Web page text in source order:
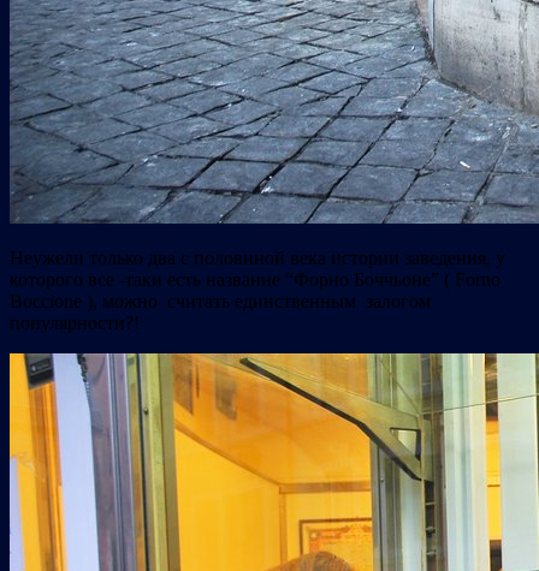
Неужели только два с половиной века истории заведения, у
которого все -таки есть название “Форно Боччьоне” ( Forno
Boccione ), можно считать единственным залогом
популярности?!